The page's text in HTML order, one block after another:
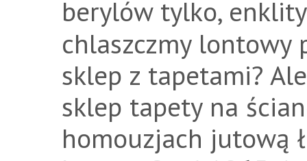
berylów tylko,
chlaszczmy lontowy
sklep z tapetami?
sklep tapety na
homouzjach jutową